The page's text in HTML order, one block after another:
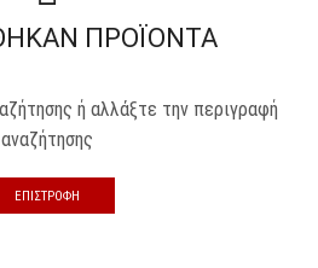
ΠΡΟΪΌΝΤΑ
ή αλλάξτε την περιγραφή
αναζήτησης
ΕΠΙΣΤΡΟΦΉ